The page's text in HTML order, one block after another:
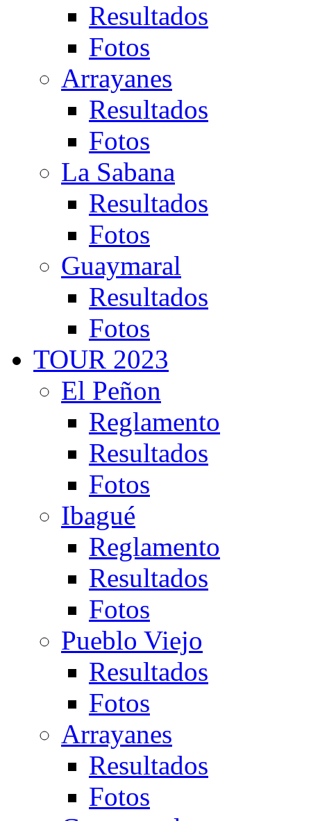
Resultados
Fotos
Arrayanes
Resultados
Fotos
La Sabana
Resultados
Fotos
Guaymaral
Resultados
Fotos
TOUR 2023
El Peñon
Reglamento
Resultados
Fotos
Ibagué
Reglamento
Resultados
Fotos
Pueblo Viejo
Resultados
Fotos
Arrayanes
Resultados
Fotos